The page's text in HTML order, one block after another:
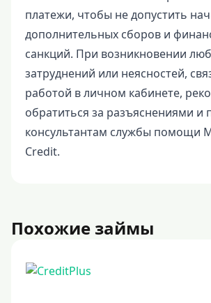
платежи, чтобы не допустить
дополнительных сборов и
санкций. При возникновении
затруднений или неясностей,
работой в личном кабинете,
обратиться за разъяснениями и
консультантам службы помощи
Credit.
Похожие займы